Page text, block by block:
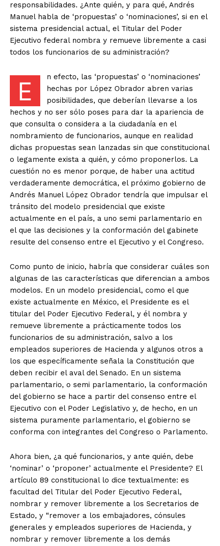
responsabilidades. ¿Ante quién, y para qué, Andrés
Manuel habla de ‘propuestas’ o ‘nominaciones’, si en el
sistema presidencial actual, el Titular del Poder
Ejecutivo federal nombra y remueve libremente a casi
todos los funcionarios de su administración?
E
n efecto, las ‘propuestas’ o ‘nominaciones’
hechas por López Obrador abren varias
posibilidades, que deberían llevarse a los
hechos y no ser sólo poses para dar la apariencia de
que consulta o considera a la ciudadanía en el
nombramiento de funcionarios, aunque en realidad
dichas propuestas sean lanzadas sin que constitucional
o legamente exista a quién, y cómo proponerlos. La
cuestión no es menor porque, de haber una actitud
verdaderamente democrática, el próximo gobierno de
Andrés Manuel López Obrador tendría que impulsar el
tránsito del modelo presidencial que existe
actualmente en el país, a uno semi parlamentario en
el que las decisiones y la conformación del gabinete
resulte del consenso entre el Ejecutivo y el Congreso.
Como punto de inicio, habría que considerar cuáles son
algunas de las características que diferencian a ambos
modelos. En un modelo presidencial, como el que
existe actualmente en México, el Presidente es el
titular del Poder Ejecutivo Federal, y él nombra y
remueve libremente a prácticamente todos los
funcionarios de su administración, salvo a los
empleados superiores de Hacienda y algunos otros a
los que específicamente señala la Constitución que
deben recibir el aval del Senado. En un sistema
parlamentario, o semi parlamentario, la conformación
del gobierno se hace a partir del consenso entre el
Ejecutivo con el Poder Legislativo y, de hecho, en un
sistema puramente parlamentario, el gobierno se
conforma con integrantes del Congreso o Parlamento.
Ahora bien, ¿a qué funcionarios, y ante quién, debe
‘nominar’ o ‘proponer’ actualmente el Presidente? El
artículo 89 constitucional lo dice textualmente: es
facultad del Titular del Poder Ejecutivo Federal,
nombrar y remover libremente a los Secretarios de
Estado, y “remover a los embajadores, cónsules
generales y empleados superiores de Hacienda, y
nombrar y remover libremente a los demás